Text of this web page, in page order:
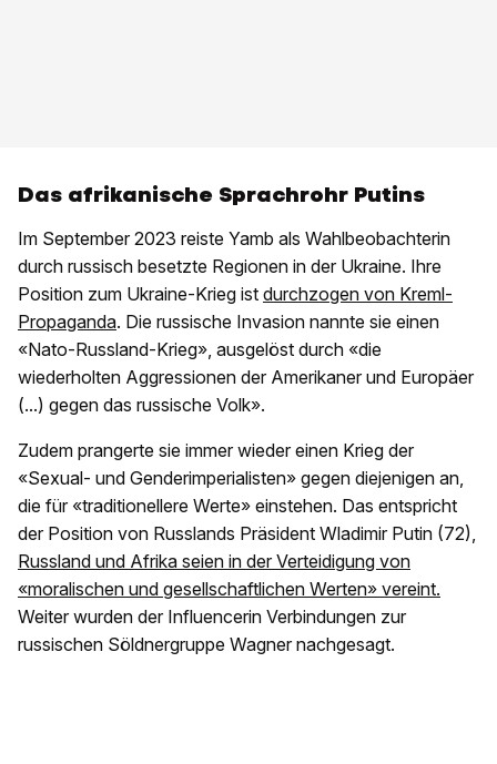
Das afrikanische Sprachrohr Putins
Im September 2023 reiste Yamb als Wahlbeobachterin
durch russisch besetzte Regionen in der Ukraine. Ihre
Position zum Ukraine-Krieg ist durchzogen von Kreml-
Propaganda. Die russische Invasion nannte sie einen
«Nato-Russland-Krieg», ausgelöst durch «die
wiederholten Aggressionen der Amerikaner und Europäer
(...) gegen das russische Volk».
Zudem prangerte sie immer wieder einen Krieg der
«Sexual- und Genderimperialisten» gegen diejenigen an,
die für «traditionellere Werte» einstehen. Das entspricht
der Position von Russlands Präsident Wladimir Putin (72),
Russland und Afrika seien in der Verteidigung von
«moralischen und gesellschaftlichen Werten» vereint.
Weiter wurden der Influencerin Verbindungen zur
russischen Söldnergruppe Wagner nachgesagt.